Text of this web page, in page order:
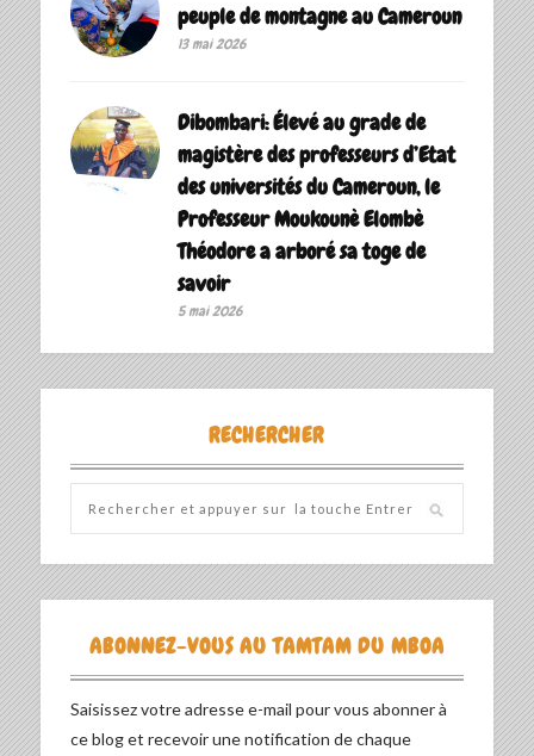
peuple de montagne au Cameroun
13 mai 2026
Dibombari: Élevé au grade de
magistère des professeurs d’Etat
des universités du Cameroun, le
Professeur Moukounè Elombè
Théodore a arboré sa toge de
savoir ‎
5 mai 2026
RECHERCHER
ABONNEZ-VOUS AU TAMTAM DU MBOA
Saisissez votre adresse e-mail pour vous abonner à
ce blog et recevoir une notification de chaque